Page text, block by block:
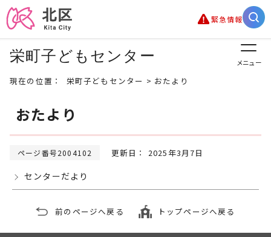
緊急情報
栄町子どもセンター メニュー
現在の位置： 栄町子どもセンター > おたより
おたより
ページ番号2004102 更新日： 2025年3月7日
センターだより
前のページへ戻る トップページへ戻る